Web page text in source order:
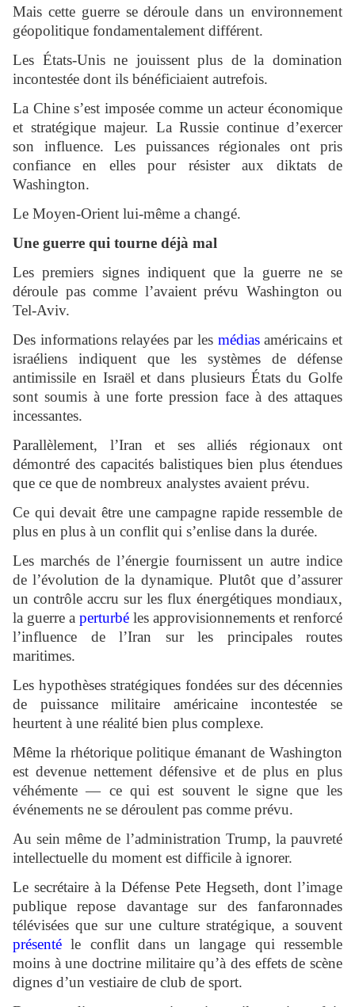
Mais cette guerre se déroule dans un environnement
géopolitique fondamentalement différent.
Les États-Unis ne jouissent plus de la domination
incontestée dont ils bénéficiaient autrefois.
La Chine s’est imposée comme un acteur économique
et stratégique majeur. La Russie continue d’exercer
son influence. Les puissances régionales ont pris
confiance en elles pour résister aux diktats de
Washington.
Le Moyen-Orient lui-même a changé.
Une guerre qui tourne déjà mal
Les premiers signes indiquent que la guerre ne se
déroule pas comme l’avaient prévu Washington ou
Tel-Aviv.
Des informations relayées par les médiasaméricains et
israéliens indiquent que les systèmes de défense
antimissile en Israël et dans plusieurs États du Golfe
sont soumis à une forte pression face à des attaques
incessantes.
Parallèlement, l’Iran et ses alliés régionaux ont
démontré des capacités balistiques bien plus étendues
que ce que de nombreux analystes avaient prévu.
Ce qui devait être une campagne rapide ressemble de
plus en plus à un conflit qui s’enlise dans la durée.
Les marchés de l’énergie fournissent un autre indice
de l’évolution de la dynamique. Plutôt que d’assurer
un contrôle accru sur les flux énergétiques mondiaux,
la guerre a perturbé les approvisionnements et renforcé
l’influence de l’Iran sur les principales routes
maritimes.
Les hypothèses stratégiques fondées sur des décennies
de puissance militaire américaine incontestée se
heurtent à une réalité bien plus complexe.
Même la rhétorique politique émanant de Washington
est devenue nettement défensive et de plus en plus
véhémente — ce qui est souvent le signe que les
événements ne se déroulent pas comme prévu.
Au sein même de l’administration Trump, la pauvreté
intellectuelle du moment est difficile à ignorer.
Le secrétaire à la Défense Pete Hegseth, dont l’image
publique repose davantage sur des fanfaronnades
télévisées que sur une culture stratégique, a souvent
présenté le conflit dans un langage qui ressemble
moins à une doctrine militaire qu’à des effets de scène
dignes d’un vestiaire de club de sport.